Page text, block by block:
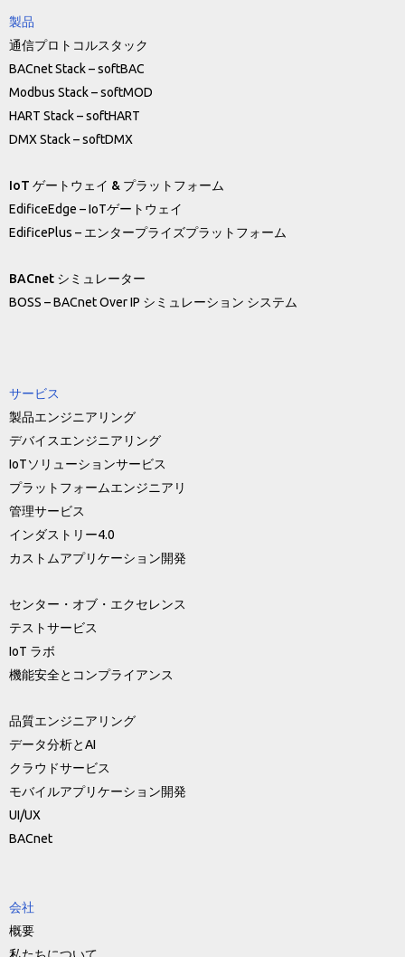
製品
通信プロトコルスタック
BACnet Stack – softBAC
Modbus Stack – softMOD
HART Stack – softHART
DMX Stack – softDMX
IoT ゲートウェイ & プラットフォーム
EdificeEdge – IoTゲートウェイ
EdificePlus – エンタープライズプラットフォーム
BACnet シミュレーター
BOSS – BACnet Over IP シミュレーション システム
サービス
製品エンジニアリング
デバイスエンジニアリング
IoTソリューションサービス
プラットフォームエンジニアリ
管理サービス
インダストリー4.0
カストムアプリケーション開発
センター・オブ・エクセレンス
テストサービス
IoT ラボ
機能安全とコンプライアンス
品質エンジニアリング
データ分析とAI
クラウドサービス
モバイルアプリケーション開発
UI/UX
BACnet
会社
概要